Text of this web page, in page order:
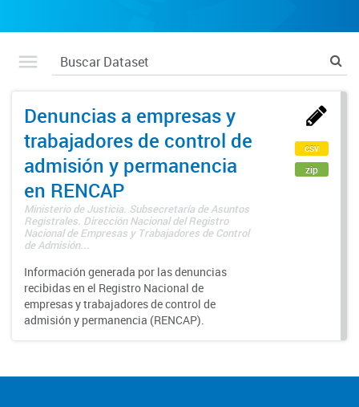
Denuncias a empresas y
trabajadores de control de
admisión y permanencia
en RENCAP
Ministerio de Justicia. Subsecretaría de Asuntos
Registrales. Dirección Nacional del Registro
Nacional de Empresas y Trabajadores de Control
de Admisión...
Información generada por las denuncias
recibidas en el Registro Nacional de
empresas y trabajadores de control de
admisión y permanencia (RENCAP).
csv
zip